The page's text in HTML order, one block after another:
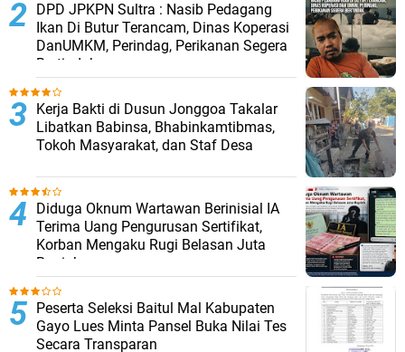
DPD JPKPN Sultra : Nasib Pedagang
Ikan Di Butur Terancam, Dinas Koperasi
DanUMKM, Perindag, Perikanan Segera
Bertindak
Kerja Bakti di Dusun Jonggoa Takalar
Libatkan Babinsa, Bhabinkamtibmas,
Tokoh Masyarakat, dan Staf Desa
Diduga Oknum Wartawan Berinisial IA
Terima Uang Pengurusan Sertifikat,
Korban Mengaku Rugi Belasan Juta
Rupiah
Peserta Seleksi Baitul Mal Kabupaten
Gayo Lues Minta Pansel Buka Nilai Tes
Secara Transparan